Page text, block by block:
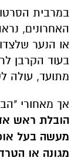
במרבית
האחרונים,
או הנער
בעוד הקרבן
מתועד, עולה
אך מאחורי
הובלת ראש
מעשה בעל
מגונה או